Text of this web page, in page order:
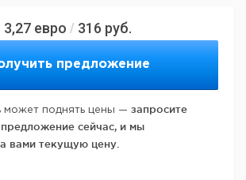
3,27 евро / 316 руб.
предложение
может поднять цены — запросите
сейчас, и мы
вами текущую цену.